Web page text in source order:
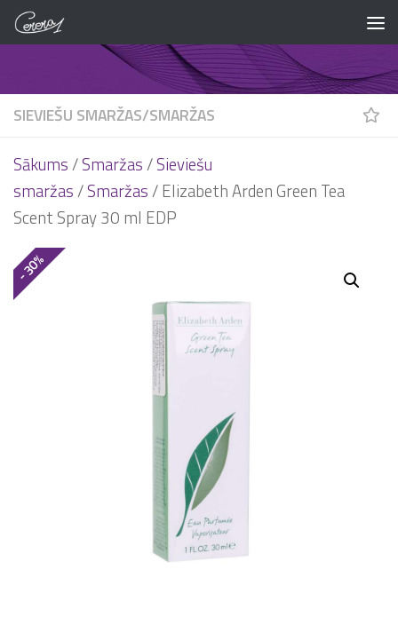
Skip to content
SIEVIEŠU SMARŽAS/SMARŽAS
Sākums/Smaržas/Sieviešu
smaržas/Smaržas/ Elizabeth Arden Green Tea
Scent Spray 30 ml EDP
- 30%